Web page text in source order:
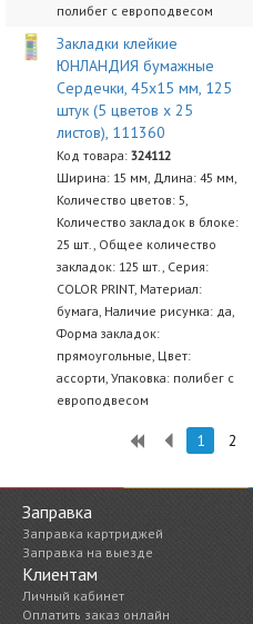
полибег с европодвесом
Закладки клейкие
ЮНЛАНДИЯ бумажные
Сердечки, 45х15 мм, 125
штук (5 цветов х 25
листов), 111360
Код товара: 324112
Ширина: 15 мм, Длина: 45 мм,
Количество цветов: 5,
Количество закладок в блоке:
25 шт., Общее количество
закладок: 125 шт., Серия:
COLOR PRINT, Материал:
бумага, Наличие рисунка: да,
Форма закладок:
прямоугольные, Цвет:
ассорти, Упаковка: полибег с
европодвесом
1 2
Заправка
Заправка картриджей
Заправка на выезде
Клиентам
Личный кабинет
Оплатить заказ онлайн